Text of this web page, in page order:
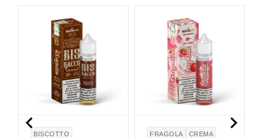
BISCOTTO
FRAGOLA CREMA
 